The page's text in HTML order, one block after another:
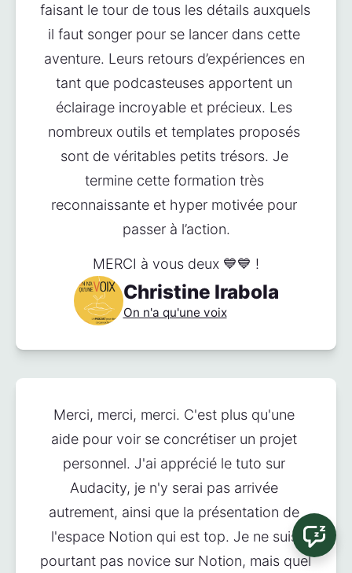
faisant le tour de tous les détails auxquels
il faut songer pour se lancer dans cette
aventure. Leurs retours d’expériences en
tant que podcasteuses apportent un
éclairage incroyable et précieux. Les
nombreux outils et templates proposés
sont de véritables petits trésors. Je
termine cette formation très
reconnaissante et hyper motivée pour
passer à l’action.
MERCI à vous deux 💙💙 !
Christine Irabola
On n'a qu'une voix
Merci, merci, merci. C'est plus qu'une
aide pour voir se concrétiser un projet
personnel. J'ai apprécié le tuto sur
Audacity, je n'y serai pas arrivée
autrement, ainsi que la présentation de
l'espace Notion qui est top. Je ne suis
pourtant pas novice sur Notion, mais quel